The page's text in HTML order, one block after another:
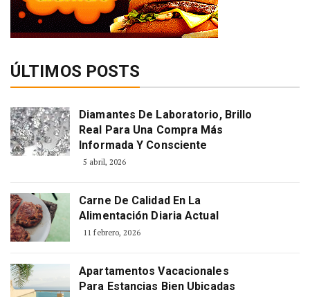
ÚLTIMOS POSTS
Diamantes De Laboratorio, Brillo
Real Para Una Compra Más
Informada Y Consciente
5 abril, 2026
Carne De Calidad En La
Alimentación Diaria Actual
11 febrero, 2026
Apartamentos Vacacionales
Para Estancias Bien Ubicadas